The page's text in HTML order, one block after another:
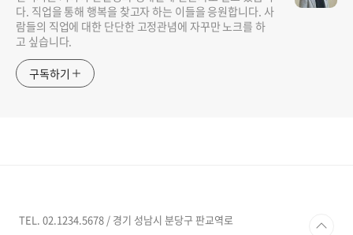
다. 직업을 통해 행복을 찾고자 하는 이들을 응원합니다. 사
람들의 직업에 대한 단단한 고정관념에 자꾸만 노크를 하
고 싶습니다.
구독하기
TEL. 02.1234.5678 / 경기 성남시 분당구 판교역로